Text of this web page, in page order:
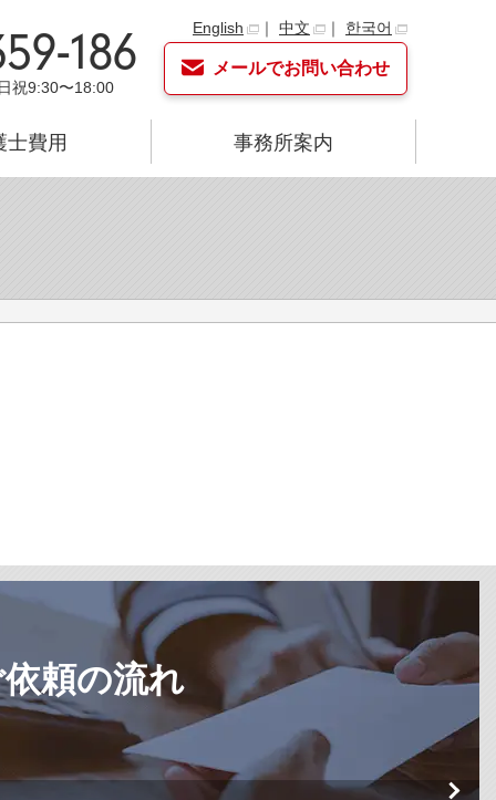
186
祝9:30〜18:00
English ｜ 中文 ｜ 한국어
メールでお問い合わせ
士費用 事務所案内
頼の流れ